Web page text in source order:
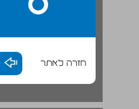
חזרה לאתר